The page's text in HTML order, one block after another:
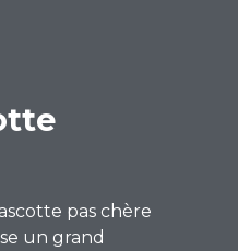
pas chère
un grand